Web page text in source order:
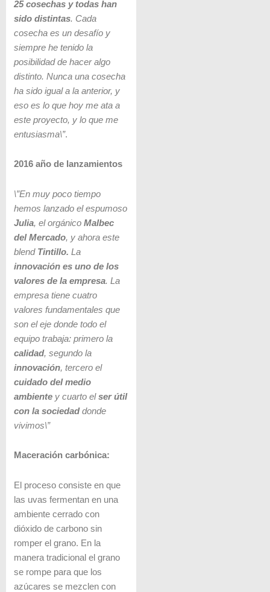
25 cosechas y todas han
sido distintas. Cada
cosecha es un desafío y
siempre he tenido la
posibilidad de hacer algo
distinto. Nunca una cosecha
ha sido igual a la anterior, y
eso es lo que hoy me ata a
este proyecto, y lo que me
entusiasma\”.
2016 año de lanzamientos
\”En muy poco tiempo
hemos lanzado el espumoso
Julia, el orgánico Malbec
del Mercado, y ahora este
blend Tintillo. La
innovación es uno de los
valores de la empresa. La
empresa tiene cuatro
valores fundamentales que
son el eje donde todo el
equipo trabaja: primero la
calidad, segundo la
innovación, tercero el
cuidado del medio
ambientey cuarto elser útil
con la sociedaddonde
vivimos\”
Maceración carbónica:
El proceso consiste en que
las uvas fermentan en una
ambiente cerrado con
dióxido de carbono sin
romper el grano. En la
manera tradicional el grano
se rompe para que los
azúcares se mezclen con